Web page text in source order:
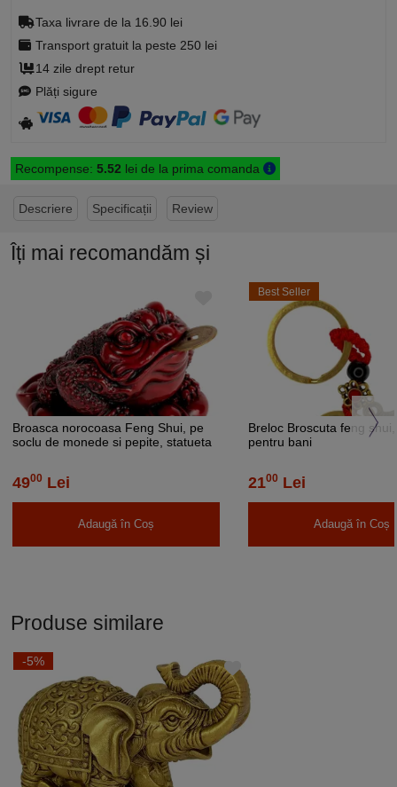
Taxa livrare de la 16.90 lei
Transport gratuit la peste 250 lei
14 zile drept retur
Plăți sigure
Recompense: 5.52lei de la prima comanda
Descriere Specificații Review
Îți mai recomandăm și
Broasca norocoasa Feng Shui, pe
soclu de monede si pepite, statueta
4900 Lei
Adaugă în Coș
Best Seller
Breloc Broscuta feng
pentru bani
2100 Lei
Adaugă în Coș
Produse similare
-5%